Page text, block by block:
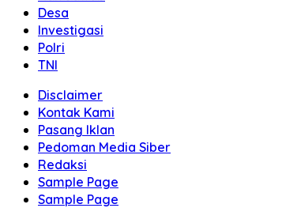
Desa
Investigasi
Polri
TNI
Disclaimer
Kontak Kami
Pasang Iklan
Pedoman Media Siber
Redaksi
Sample Page
Sample Page